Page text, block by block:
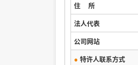
住 所
法人代表
公司网站
● 特许人联系方式